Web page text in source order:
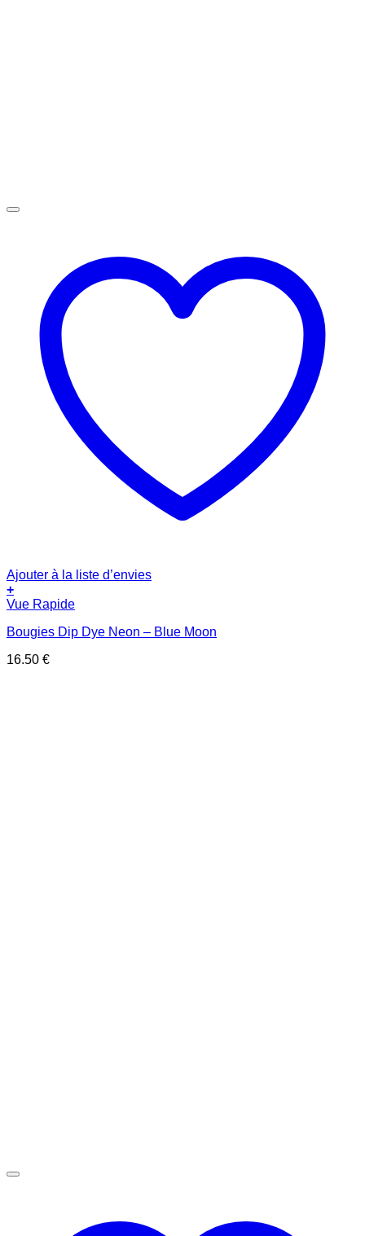
Ajouter à la liste d’envies
+
Vue Rapide
Bougies Dip Dye Neon – Blue Moon
16.50 €